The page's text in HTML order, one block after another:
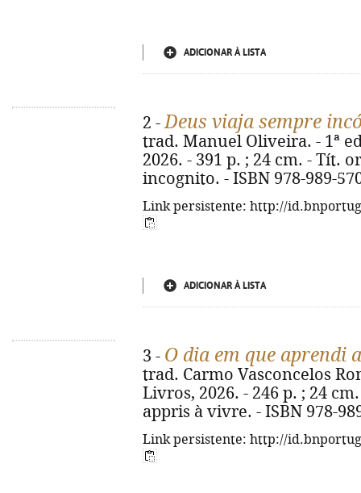
ADICIONAR À LISTA
2 -Deus viaja sempre
trad. Manuel Oliveira. - 1ª
2026. - 391 p. ; 24 cm. - Tít.
incognito. - ISBN 978-989-
Link persistente: http://
ADICIONAR À LISTA
3 - O dia em que aprendi
trad. Carmo Vasconcelos
Livros, 2026. - 246 p. ; 24
appris à vivre. - ISBN 978-
Link persistente: http://